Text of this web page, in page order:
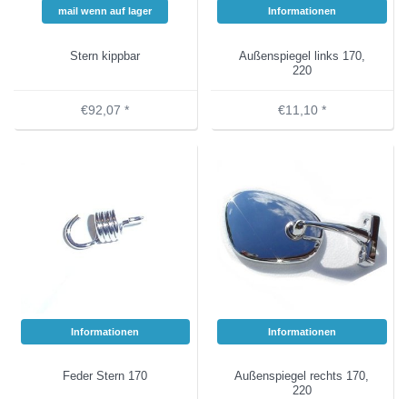
mail wenn auf lager
Stern kippbar
€92,07 *
Informationen
Außenspiegel links 170,
220
€11,10 *
Informationen
Feder Stern 170
Informationen
Außenspiegel rechts 170,
220